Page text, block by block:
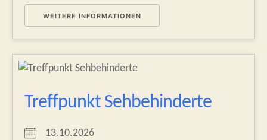
WEITERE INFORMATIONEN
Treffpunkt Sehbehinderte
13.10.2026